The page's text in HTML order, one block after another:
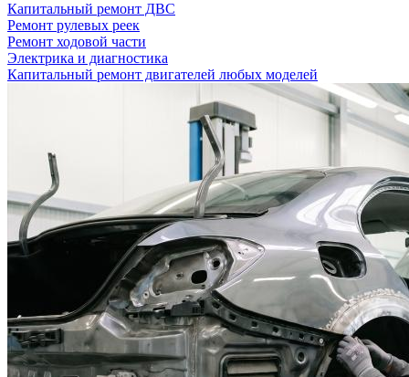
Капитальный ремонт ДВС
Ремонт рулевых реек
Ремонт ходовой части
Электрика и диагностика
Капитальный ремонт двигателей любых моделей